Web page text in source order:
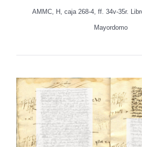
AMMC, H, caja 268-4, ff. 34v-35r.
Mayordomo